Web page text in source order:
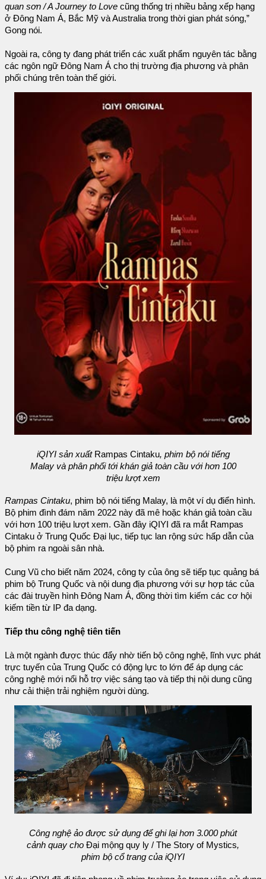
quan sơn / A Journey to Love cũng thống trị nhiều bảng xếp hạng
ở Đông Nam Á, Bắc Mỹ và Australia trong thời gian phát sóng,”
Gong nói.
Ngoài ra, công ty đang phát triển các xuất phẩm nguyên tác bằng
các ngôn ngữ Đông Nam Á cho thị trường địa phương và phân
phối chúng trên toàn thế giới.
iQIYI sản xuấtRampas Cintaku, phim bộ nói tiếng
Malay và phân phối tới khán giả toàn cầu với hơn 100
triệu lượt xem
Rampas Cintaku, phim bộ nói tiếng Malay, là một ví dụ điển hình.
Bộ phim đình đám năm 2022 này đã mê hoặc khán giả toàn cầu
với hơn 100 triệu lượt xem. Gần đây iQIYI đã ra mắt Rampas
Cintaku ở Trung Quốc Đại lục, tiếp tục lan rộng sức hấp dẫn của
bộ phim ra ngoài sân nhà.
Cung Vũ cho biết năm 2024, công ty của ông sẽ tiếp tục quảng bá
phim bộ Trung Quốc và nội dung địa phương với sự hợp tác của
các đài truyền hình Đông Nam Á, đồng thời tìm kiếm các cơ hội
kiếm tiền từ IP đa dạng.
Tiếp thu công nghệ tiên tiến
Là một ngành được thúc đẩy nhờ tiến bộ công nghệ, lĩnh vực phát
trực tuyến của Trung Quốc có động lực to lớn để áp dụng các
công nghệ mới nổi hỗ trợ việc sáng tạo và tiếp thị nội dung cũng
như cải thiện trải nghiệm người dùng.
Công nghệ ảo được sử dụng để ghi lại hơn 3.000 phút
cảnh quay cho Đại mộng quy ly / The Story of Mystics,
phim bộ cổ trang của iQIYI